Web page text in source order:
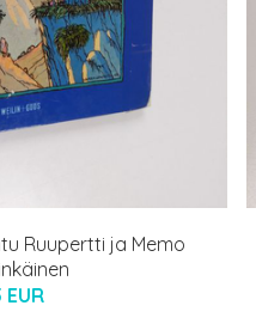
Ruupertti ja Memo
EUR